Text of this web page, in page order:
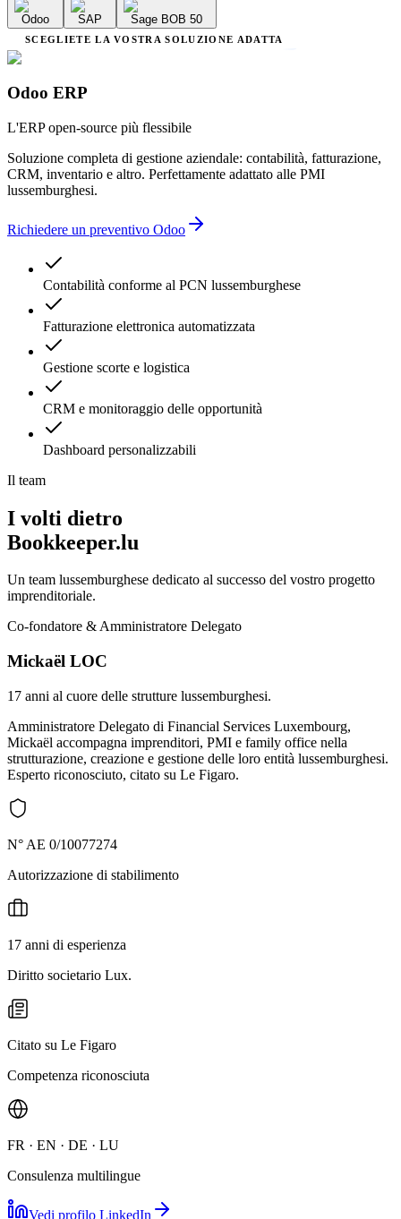
Odoo SAP Sage BOB 50
SCEGLIETE LA VOSTRA SOLUZIONE ADATTA
Odoo ERP
L'ERP open-source più flessibile
Soluzione completa di gestione aziendale: contabilità, fatturazione,
CRM, inventario e altro. Perfettamente adattato alle PMI
lussemburghesi.
Richiedere un preventivo Odoo
Contabilità conforme al PCN lussemburghese
Fatturazione elettronica automatizzata
Gestione scorte e logistica
CRM e monitoraggio delle opportunità
Dashboard personalizzabili
Il team
I volti dietro
Bookkeeper.lu
Un team lussemburghese dedicato al successo del vostro progetto
imprenditoriale.
Co-fondatore & Amministratore Delegato
Mickaël LOC
17 anni al cuore delle strutture lussemburghesi.
Amministratore Delegato di Financial Services Luxembourg,
Mickaël accompagna imprenditori, PMI e family office nella
strutturazione, creazione e gestione delle loro entità lussemburghesi.
Esperto riconosciuto, citato su Le Figaro.
N° AE 0/10077274
Autorizzazione di stabilimento
17 anni di esperienza
Diritto societario Lux.
Citato su Le Figaro
Competenza riconosciuta
FR · EN · DE · LU
Consulenza multilingue
Vedi profilo LinkedIn